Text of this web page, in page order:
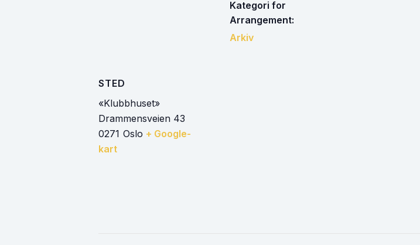
Kategori for
Arrangement:
Arkiv
STED
«Klubbhuset»
Drammensveien 43
Oslo
0271
+ Google-
kart